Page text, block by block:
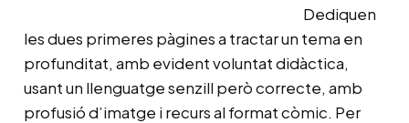
Dediquen
les dues primeres pàgines a tractar un tema en
profunditat, amb evident voluntat didàctica,
usant un llenguatge senzill però correcte, amb
profusió d’imatge i recurs al format còmic. Per